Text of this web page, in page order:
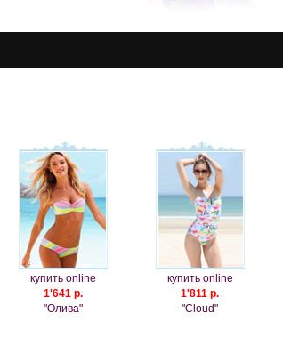
купить online
1'641 р.
"Олива"
купить online
1'811 р.
"Cloud"